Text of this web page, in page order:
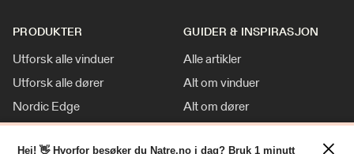
PRODUKTER
Utforsk alle vinduer
Utforsk alle dører
Nordic Edge
Klassisk stil
GUIDER & INSPIRASJON
Alle artikler
Alt om vinduer
Alt om dører
Inspirasjon
Hei! 👋 Hvorfor besøker du Natre.no i dag? Bruk 1 minutt